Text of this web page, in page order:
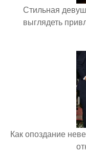
Стильная
выглядеть
Как опоздание